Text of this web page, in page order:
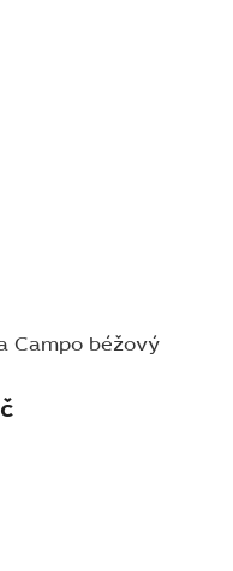
Campo béžový